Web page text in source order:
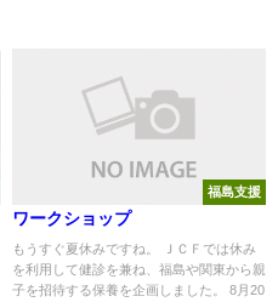
福島支援
ワークショップ
もうすぐ夏休みですね。 ＪＣＦでは休み
を利用して健診を兼ね、福島や関東から親
子を招待する保養を企画しました。 8月20